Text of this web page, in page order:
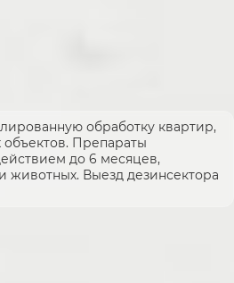
обработку квартир,
Препараты
до 6 месяцев,
животных. Выезд дезинсектора